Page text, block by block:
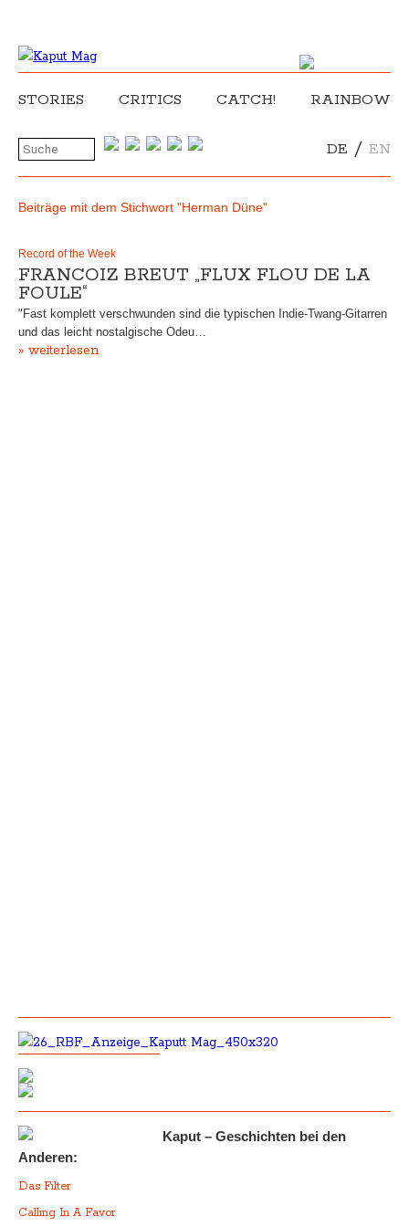
STORIES CRITICS CATCH! RAINBOW
DE / EN
Beiträge mit dem Stichwort "Herman Düne"
Record of the Week
FRANCOIZ BREUT „FLUX FLOU DE LA
FOULE“
"Fast komplett verschwunden sind die typischen Indie-Twang-Gitarren
und das leicht nostalgische Odeu…
» weiterlesen
Kaput – Geschichten bei den
Anderen:
Das Filter
Calling In A Favor